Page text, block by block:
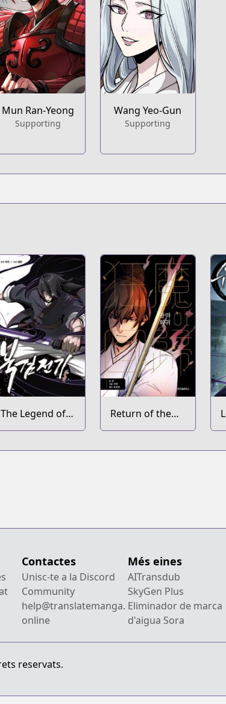
Mun Ran-Yeong
Supporting
Wang Yeo-Gun
Supporting
The Legend of
the Northern
Return of the
Mad Demon
Contactes
Unisc-te a la Discord
Community
help@translatemanga.
online
Més eines
AITransdub
SkyGen Plus
Eliminador de marca
d'aigua Sora
reservats.